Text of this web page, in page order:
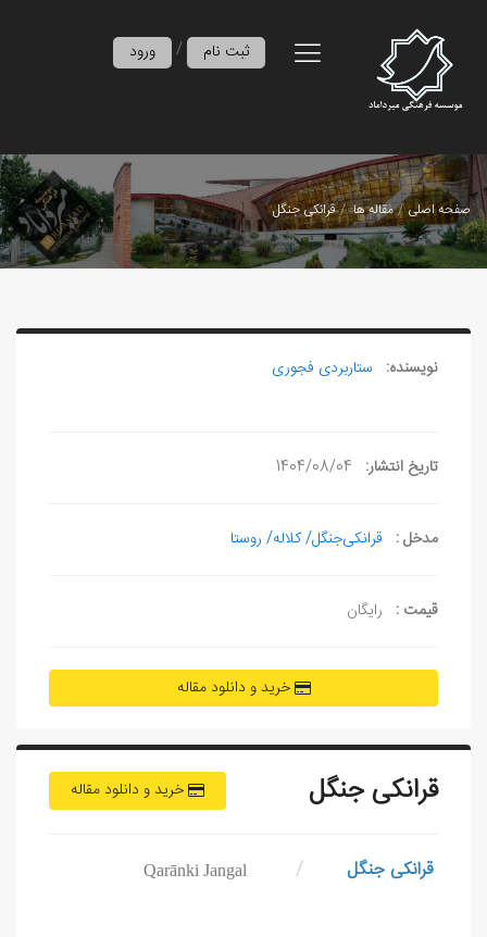
ورود / ثبت نام
صفحه اصلی مقاله ها قرانکی‌ جنگل
نویسنده: ستاربردی فجوری
تاریخ انتشار: 1404/08/04
مدخل : قرانکی‌جنگل/ کلاله/ روستا
قیمت : رایگان
خرید و دانلود مقاله
خرید و دانلود مقاله قرانکی‌ جنگل
قرانکی‌ جنگل /
Qarānki Jangal